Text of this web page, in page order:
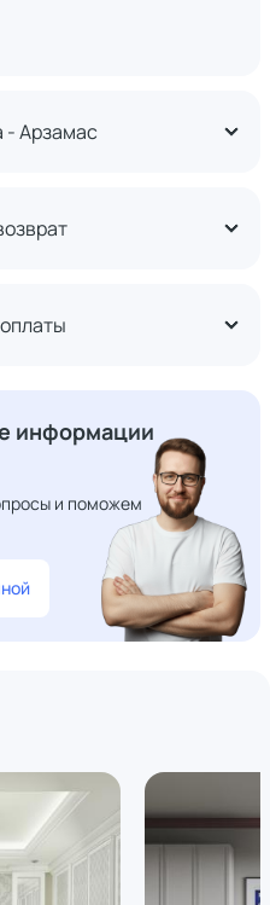
- Арзамас
информации
и поможем